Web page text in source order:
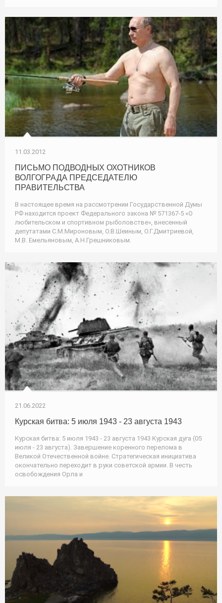
11.03.2012
ПИСЬМО ПОДВОДНЫХ ОХОТНИКОВ
ВОЛГОГРАДА ПРЕДСЕДАТЕЛЮ
ПРАВИТЕЛЬСТВА
В настоящее время на рассмотрении Государственной Думы
РФ находится проект Федерального закона № 571367-5 «О
любительском и спортивном рыболовстве», внесенный
депутатами С.М.Мироновым, О.В.Шеиным, О.Г.Дмитриевой,
М.В. Емельяновым, А.Н.Грешниковым.
21.06.2022
Курская битва: 5 июля 1943 - 23 августа 1943
Курская битва: 5 июля 1943 - 23 августа 1943 Курская дуга (05
июля - 23 августа). Завершение коренного перелома в
Великой Отечественной войне. Стратегическая инициатива
окончательно переходит в руки советской армии. В честь
освобождения Орла и